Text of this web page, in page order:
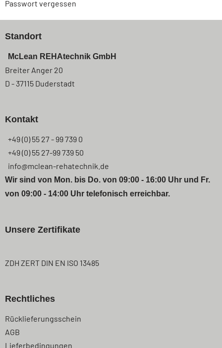
Passwort vergessen
Standort
McLean REHAtechnik GmbH
Breiter Anger 20
D - 37115 Duderstadt
Kontakt
+49 (0) 55 27 - 99 739 0
+49 (0) 55 27-99 739 50
info@mclean-rehatechnik.de
Wir sind von Mon. bis Do. von 09:00 - 16:00 Uhr und Fr.
von 09:00 - 14:00 Uhr telefonisch erreichbar.
Unsere Zertifikate
ZDH ZERT DIN EN ISO 13485
Rechtliches
Navigation
überspringen
Rücklieferungsschein
AGB
Lieferbedingungen